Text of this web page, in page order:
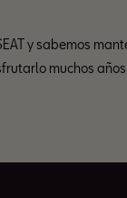
y sabemos
muchos